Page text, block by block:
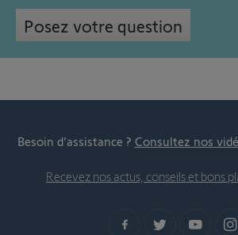
Posez votre question
Besoin d’assistance ? Consultez nos
Recevez nos actus, conseils et bons